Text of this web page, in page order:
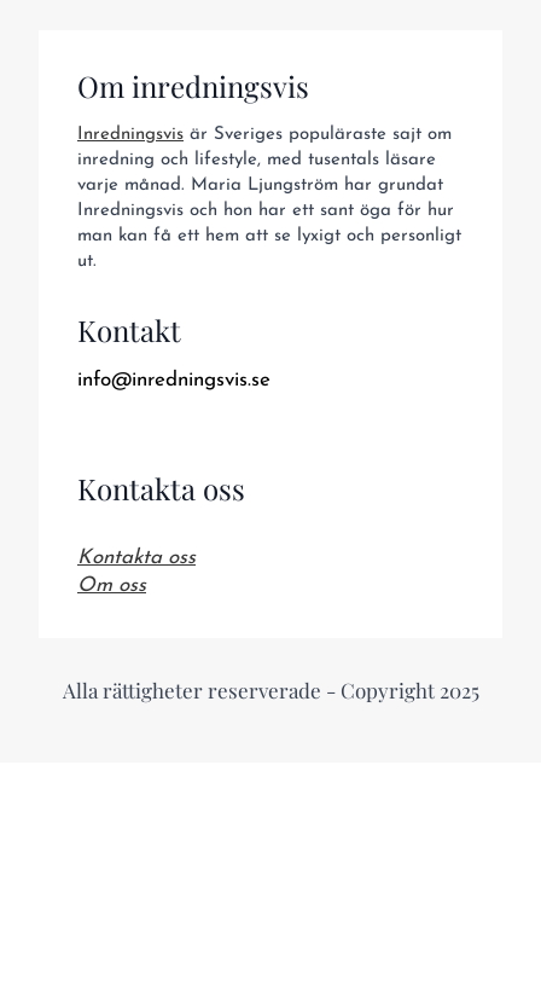
Om inredningsvis
Inredningsvis är Sveriges populäraste sajt om
inredning och lifestyle, med tusentals läsare
varje månad. Maria Ljungström har grundat
Inredningsvis och hon har ett sant öga för hur
man kan få ett hem att se lyxigt och personligt
ut.
Kontakt
info@inredningsvis.se
Kontakta oss
Kontakta oss
Om oss
Alla rättigheter reserverade - Copyright 2025